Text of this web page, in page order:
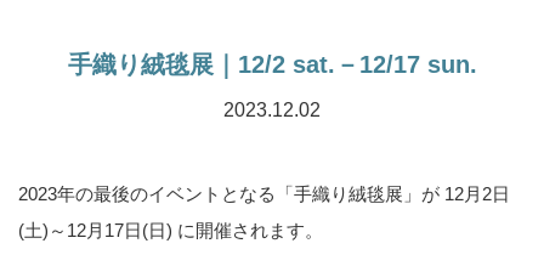
手織り絨毯展｜12/2 sat.－12/17 sun.
2023.12.02
2023年の最後のイベントとなる「手織り絨毯展」が 12月2日
(土)～12月17日(日) に開催されます。